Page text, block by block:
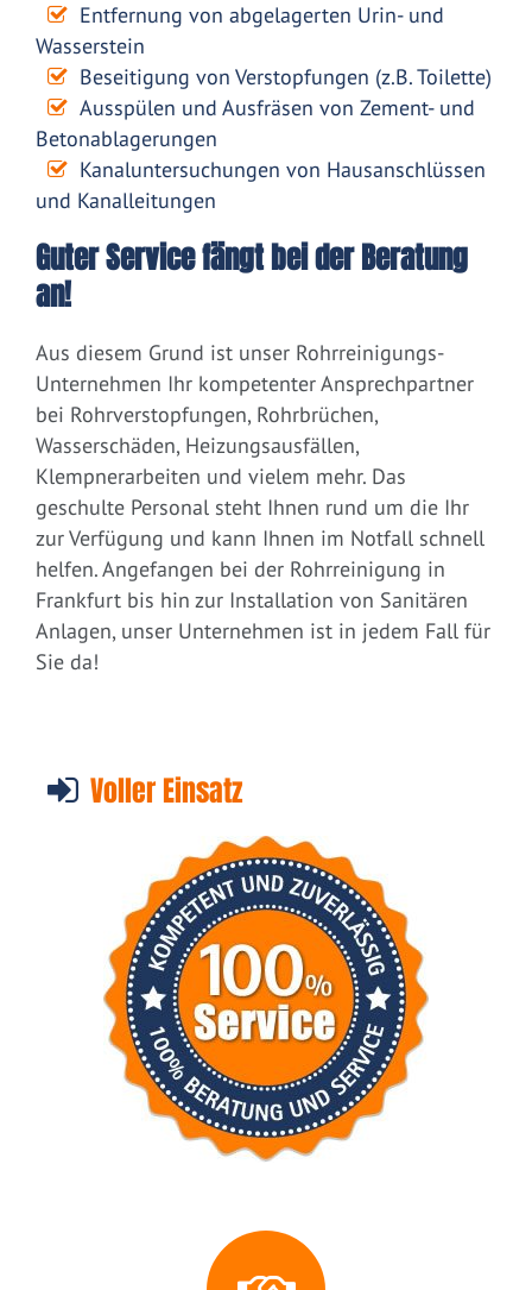
Entfernung von abgelagerten Urin- und
Wasserstein
Beseitigung von Verstopfungen (z.B. Toilette)
Ausspülen und Ausfräsen von Zement- und
Betonablagerungen
Kanaluntersuchungen von Hausanschlüssen
und Kanalleitungen
Guter Service fängt bei der Beratung
an!
Aus diesem Grund ist unser Rohrreinigungs-
Unternehmen Ihr kompetenter Ansprechpartner
bei Rohrverstopfungen, Rohrbrüchen,
Wasserschäden, Heizungsausfällen,
Klempnerarbeiten und vielem mehr. Das
geschulte Personal steht Ihnen rund um die Ihr
zur Verfügung und kann Ihnen im Notfall schnell
helfen. Angefangen bei der Rohrreinigung in
Frankfurt bis hin zur Installation von Sanitären
Anlagen, unser Unternehmen ist in jedem Fall für
Sie da!
Voller Einsatz